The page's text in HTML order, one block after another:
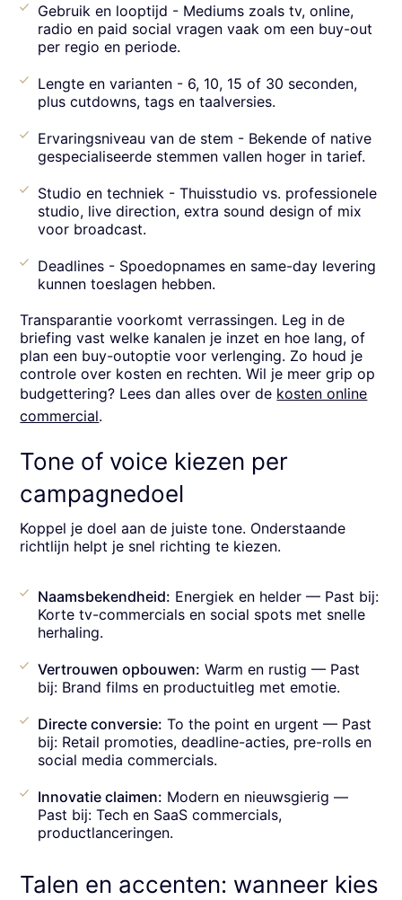
Gebruik en looptijd - Mediums zoals tv, online,
radio en paid social vragen vaak om een buy-out
per regio en periode.
Lengte en varianten - 6, 10, 15 of 30 seconden,
plus cutdowns, tags en taalversies.
Ervaringsniveau van de stem - Bekende of native
gespecialiseerde stemmen vallen hoger in tarief.
Studio en techniek - Thuisstudio vs. professionele
studio, live direction, extra sound design of mix
voor broadcast.
Deadlines - Spoedopnames en same-day levering
kunnen toeslagen hebben.
Transparantie voorkomt verrassingen. Leg in de
briefing vast welke kanalen je inzet en hoe lang, of
plan een buy-outoptie voor verlenging. Zo houd je
controle over kosten en rechten. Wil je meer grip op
budgettering? Lees dan alles over de kosten online
commercial.
Tone of voice kiezen per
campagnedoel
Koppel je doel aan de juiste tone. Onderstaande
richtlijn helpt je snel richting te kiezen.
Naamsbekendheid: Energiek en helder — Past bij:
Korte tv-commercials en social spots met snelle
herhaling.
Vertrouwen opbouwen: Warm en rustig — Past
bij: Brand films en productuitleg met emotie.
Directe conversie: To the point en urgent — Past
bij: Retail promoties, deadline-acties, pre-rolls en
social media commercials.
Innovatie claimen: Modern en nieuwsgierig —
Past bij: Tech en SaaS commercials,
productlanceringen.
Talen en accenten: wanneer kies